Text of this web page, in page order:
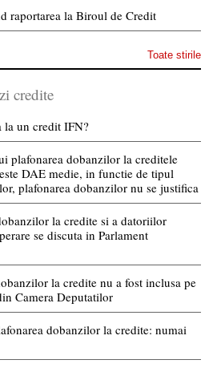
raportarea la Biroul de Credit
Toate stirile
credite
la un credit IFN?
plafonarea dobanzilor la creditele
DAE medie, in functie de tipul
plafonarea dobanzilor nu se justifica
la credite si a datoriilor
se discuta in Parlament
la credite nu a fost inclusa pe
Camera Deputatilor
dobanzilor la credite: numai